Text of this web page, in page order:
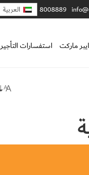
8008889 العربية
ماركت استفسارات التأجير